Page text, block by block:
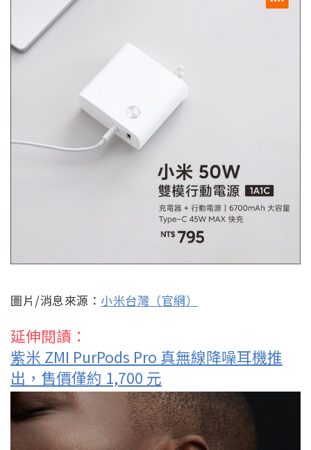
圖片/消息來源： 小米台灣（官網）
延伸閱讀：
紫米 ZMI PurPods Pro 真無線降噪耳機推
出，售價僅約 1,700 元